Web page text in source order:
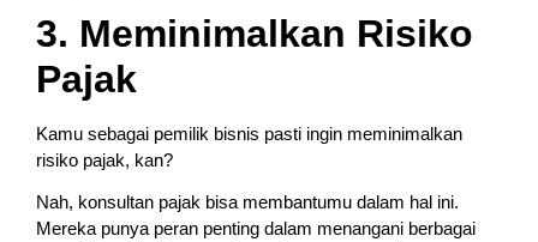
3. Meminimalkan Risiko
Pajak
Kamu sebagai pemilik bisnis pasti ingin meminimalkan
risiko pajak, kan?
Nah, konsultan pajak bisa membantumu dalam hal ini.
Mereka punya peran penting dalam menangani berbagai